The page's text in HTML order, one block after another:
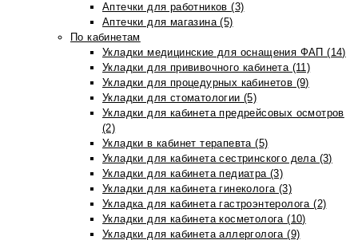
Аптечки для работников (3)
Аптечки для магазина (5)
По кабинетам
Укладки медицинские для оснащения ФАП (14)
Укладки для прививочного кабинета (11)
Укладки для процедурных кабинетов (9)
Укладки для стоматологии (5)
Укладки для кабинета предрейсовых осмотров
(2)
Укладки в кабинет терапевта (5)
Укладки для кабинета сестринского дела (3)
Укладки для кабинета педиатра (3)
Укладки для кабинета гинеколога (3)
Укладка для кабинета гастроэнтеролога (2)
Укладки для кабинета косметолога (10)
Укладки для кабинета аллерголога (9)